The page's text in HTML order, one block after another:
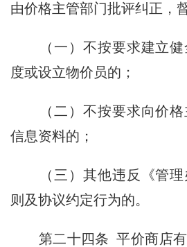
由价格主管部门批评纠正，
（一）不按要求建立健
度或设立物价员的；
（二）不按要求向价格
信息资料的；
（三）其他违反《管理
则及协议约定行为的。
第二十四条 平价商店